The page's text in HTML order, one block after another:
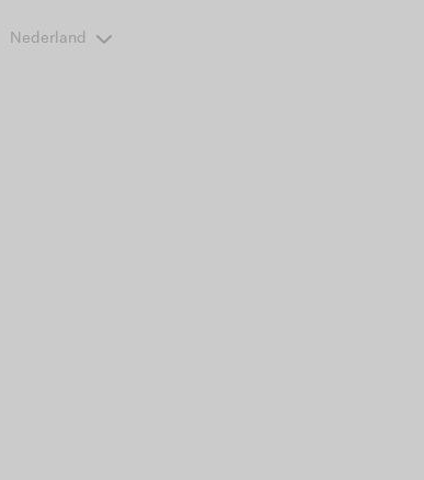
Nederland